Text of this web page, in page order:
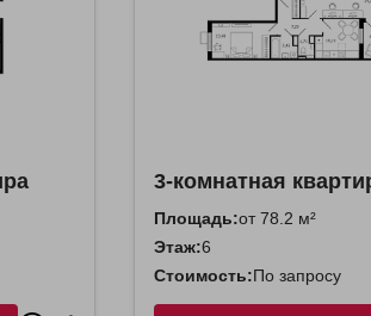
3-комнатная
Площадь:от 78.2 м²
Этаж:6
Стоимость:По запросу